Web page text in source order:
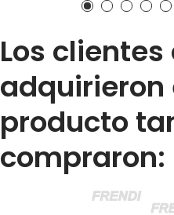
Los clientes
adquirieron
producto
compraron: